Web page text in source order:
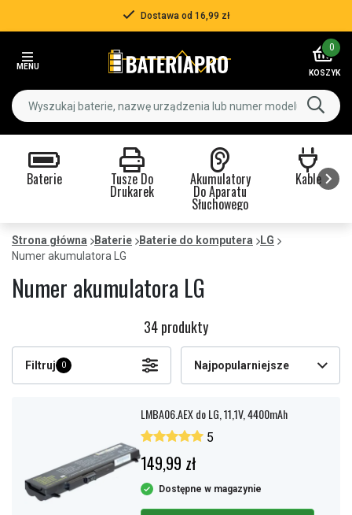
Dostawa od 16,99 zł
MENU
0
KOSZYK
Baterie Tusze Do
Drukarek
Akumulatory
Do Aparatu
Słuchowego
Kable
Strona główna Baterie Baterie do komputera
LG
Numer akumulatora LG
Numer akumulatora LG
34 produkty
Filtruj 0 Najpopularniejsze
LMBA06.AEX do LG, 11,1V, 4400mAh
5
149,99 zł
Dostępne w magazynie